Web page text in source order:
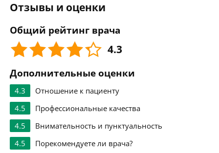
Отзывы и оценки
Общий рейтинг врача
4.3
Дополнительные оценки
4.3
Отношение к пациенту
4.5
Профессиональные качества
4.5
Внимательность и пунктуальность
4.5
Порекомендуете ли врача?